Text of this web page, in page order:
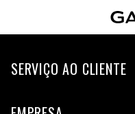
SERVIÇO AO CLIENTE